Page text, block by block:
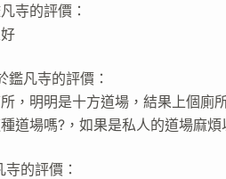
寺的評價：
凡寺的評價：
，明明是十方道場，結果上個廁
道場嗎?，如果是私人的道場麻
的評價：